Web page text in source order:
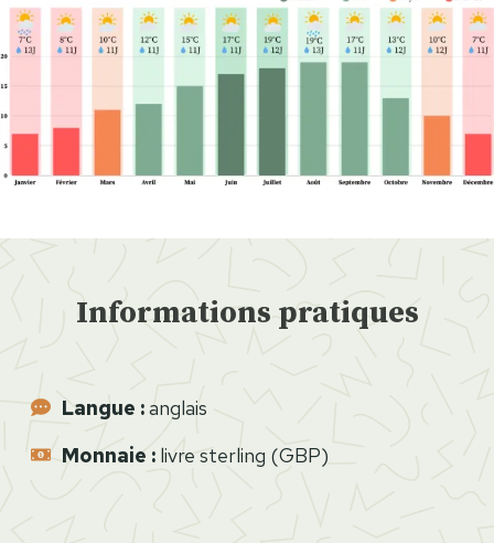
n
e
o
u
:
I
Informations pratiques
Langue :anglais
Monnaie : livre sterling (GBP)